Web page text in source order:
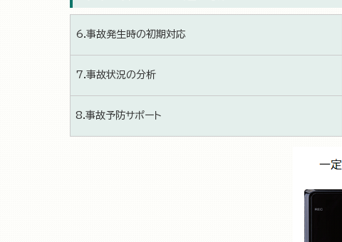
6.事故発生時の初期対応
7.事故状況の分析
8.事故予防サポート